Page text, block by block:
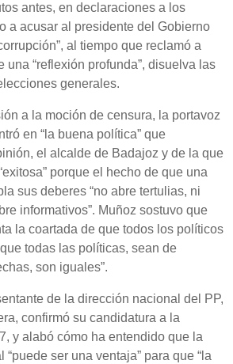
antes, en declaraciones a los
a acusar al presidente del Gobierno
al tiempo que reclamó a
una “reflexión profunda”, disuelva las
generales.
a la moción de censura, la portavoz
en “la buena política” que
el alcalde de Badajoz y de la que
porque el hecho de que una
sus deberes “no abre tertulias, ni
informativos”. Muñoz sostuvo que
la coartada de que todos los políticos
todas las políticas, sean de
son iguales”.
de la dirección nacional del PP,
confirmó su candidatura a la
y alabó cómo ha entendido que la
“puede ser una ventaja” para que “la